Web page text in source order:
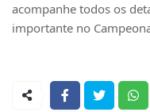
acompanhe todos os
importante no